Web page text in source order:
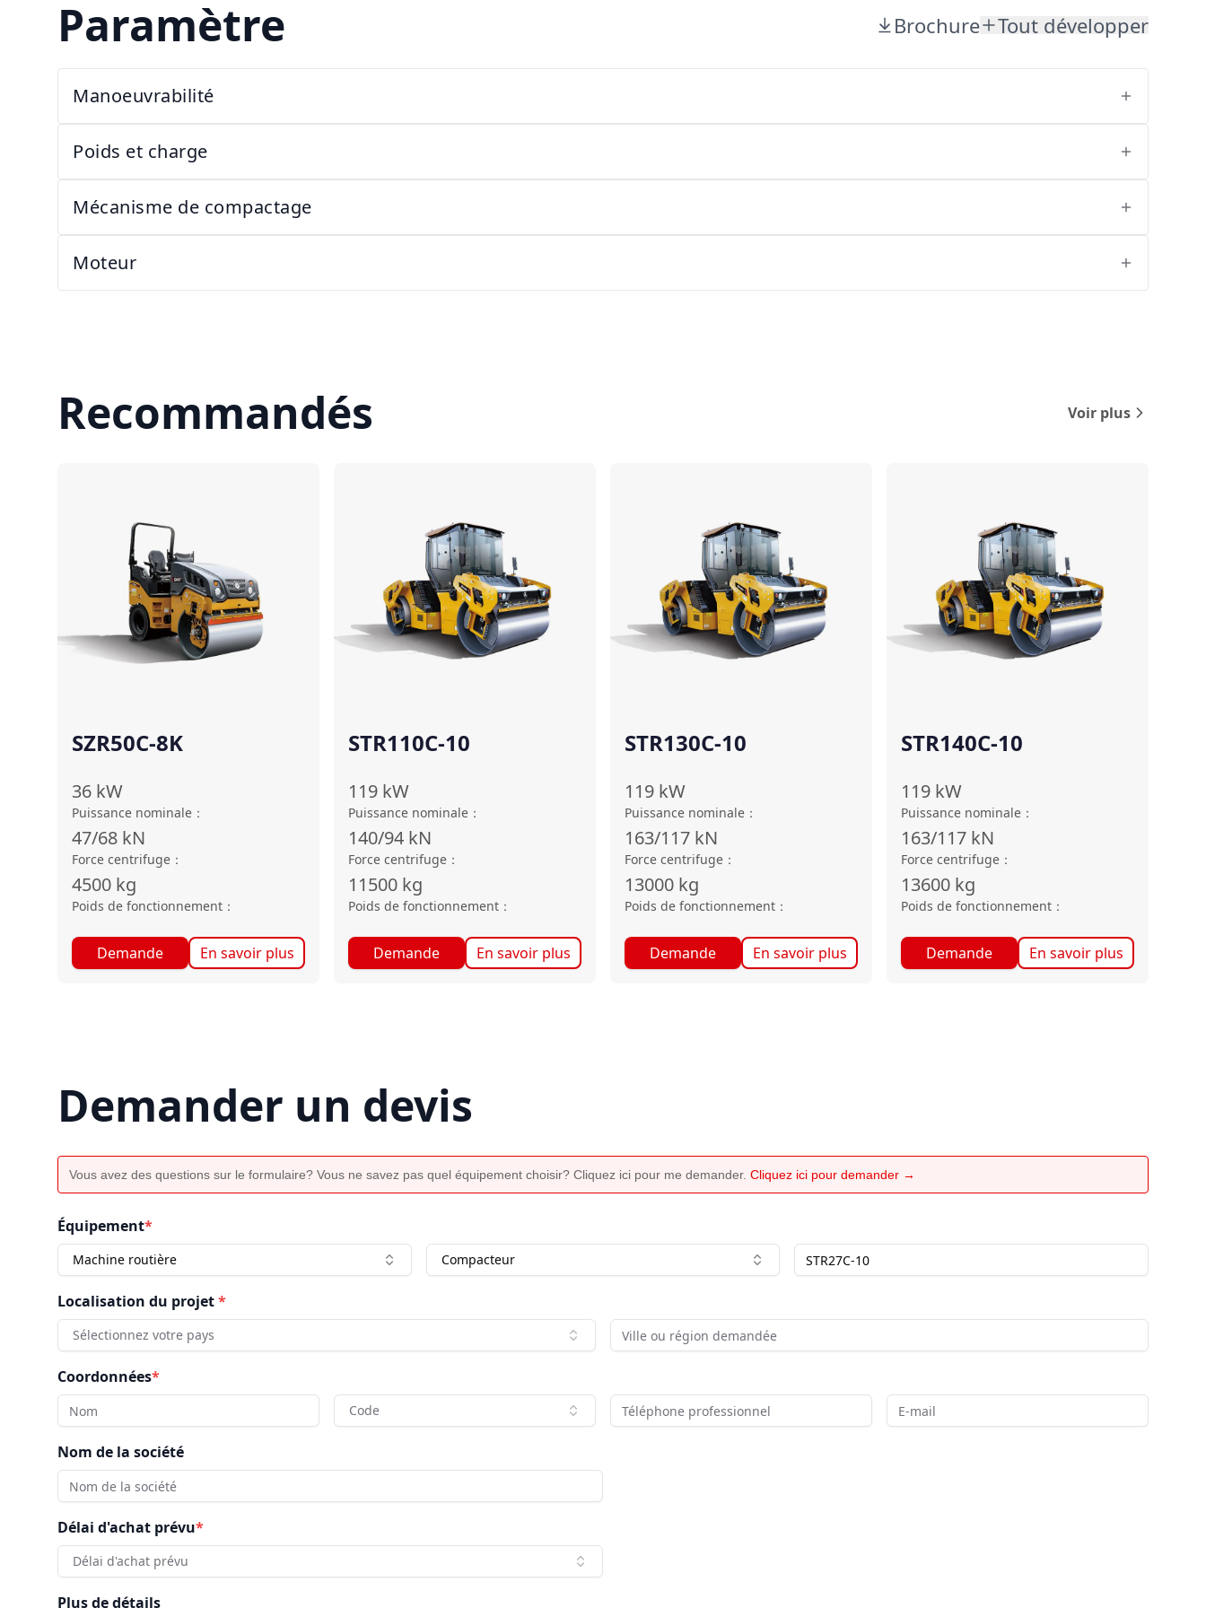
Paramètre Brochure Tout développer
Manoeuvrabilité
Poids et charge
Mécanisme de compactage
Moteur
Recommandés Voir plus
SZR50C-8K
36 kW
Puissance nominale ：
47/68 kN
Force centrifuge ：
4500 kg
Poids de fonctionnement ：
Demande En savoir plus
STR110C-10
119 kW
Puissance nominale ：
140/94 kN
Force centrifuge ：
11500 kg
Poids de fonctionnement ：
Demande En savoir plus
STR130C-10
119 kW
Puissance nominale ：
163/117 kN
Force centrifuge ：
13000 kg
Poids de fonctionnement ：
Demande En savoir plus
STR140C-10
119 kW
Puissance nominale ：
163/117 kN
Force centrifuge ：
13600 kg
Poids de fonctionnement ：
Demande En savoir plus
Demander un devis
Vous avez des questions sur le formulaire? Vous ne savez pas quel équipement choisir? Cliquez ici pour me demander. Cliquez ici pour demander →
Équipement*
Machine routière Compacteur
Localisation du projet*
Sélectionnez votre pays
Coordonnées*
Code
Nom de la société
Délai d'achat prévu*
Délai d'achat prévu
Plus de détails